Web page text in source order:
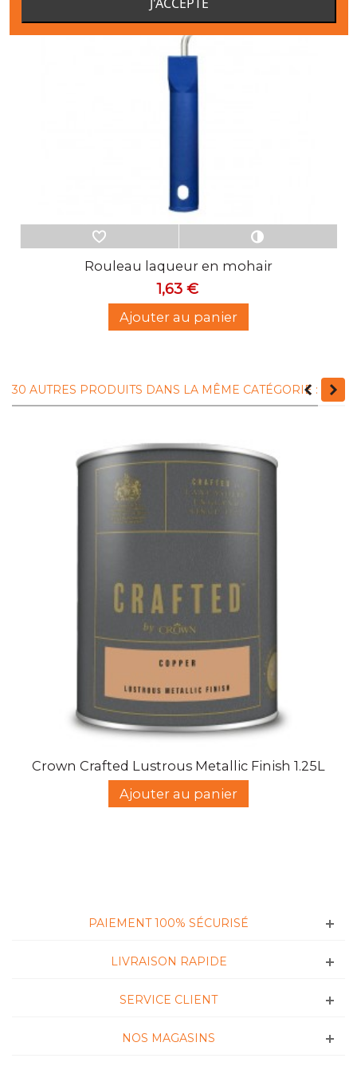
Rouleau laqueur en mohair
1,63 €
Ajouter au panier
30 AUTRES PRODUITS DANS LA MÊME CATÉGORIE :
Crown Crafted Lustrous Metallic Finish 1.25L
Ajouter au panier
PAIEMENT 100% SÉCURISÉ
LIVRAISON RAPIDE
SERVICE CLIENT
NOS MAGASINS